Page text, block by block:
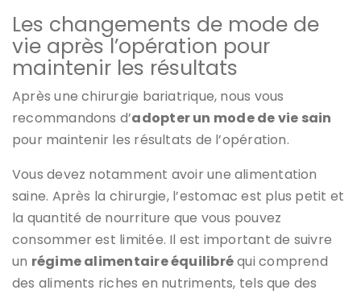
Les changements de mode de
vie après l’opération pour
maintenir les résultats
Après une chirurgie bariatrique, nous vous
recommandons d’adopter un mode de vie sain
pour maintenir les résultats de l’opération.
Vous devez notamment avoir une alimentation
saine. Après la chirurgie, l’estomac est plus petit et
la quantité de nourriture que vous pouvez
consommer est limitée. Il est important de suivre
un régime alimentaire équilibréqui comprend
des aliments riches en nutriments, tels que des